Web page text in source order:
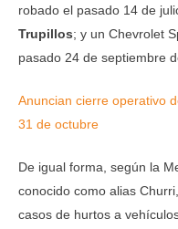
robado el pasado 14 de
Trupillos; y un Chevrolet
pasado 24 de septiembre
Anuncian cierre operativo
31 de octubre
De igual forma, según la
conocido como alias
casos de hurtos a